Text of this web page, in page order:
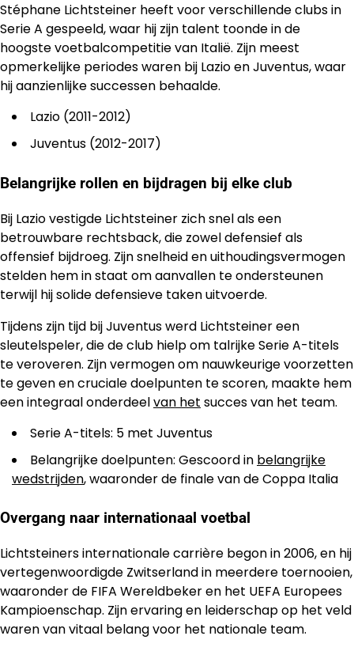
Stéphane Lichtsteiner heeft voor verschillende clubs in
Serie A gespeeld, waar hij zijn talent toonde in de
hoogste voetbalcompetitie van Italië. Zijn meest
opmerkelijke periodes waren bij Lazio en Juventus, waar
hij aanzienlijke successen behaalde.
Lazio (2011-2012)
Juventus (2012-2017)
Belangrijke rollen en bijdragen bij elke club
Bij Lazio vestigde Lichtsteiner zich snel als een
betrouwbare rechtsback, die zowel defensief als
offensief bijdroeg. Zijn snelheid en uithoudingsvermogen
stelden hem in staat om aanvallen te ondersteunen
terwijl hij solide defensieve taken uitvoerde.
Tijdens zijn tijd bij Juventus werd Lichtsteiner een
sleutelspeler, die de club hielp om talrijke Serie A-titels
te veroveren. Zijn vermogen om nauwkeurige voorzetten
te geven en cruciale doelpunten te scoren, maakte hem
een integraal onderdeelvan het succes van het team.
Serie A-titels: 5 met Juventus
Belangrijke doelpunten: Gescoord in belangrijke
wedstrijden, waaronder de finale van de Coppa Italia
Overgang naar internationaal voetbal
Lichtsteiners internationale carrière begon in 2006, en hij
vertegenwoordigde Zwitserland in meerdere toernooien,
waaronder de FIFA Wereldbeker en het UEFA Europees
Kampioenschap. Zijn ervaring en leiderschap op het veld
waren van vitaal belang voor het nationale team.